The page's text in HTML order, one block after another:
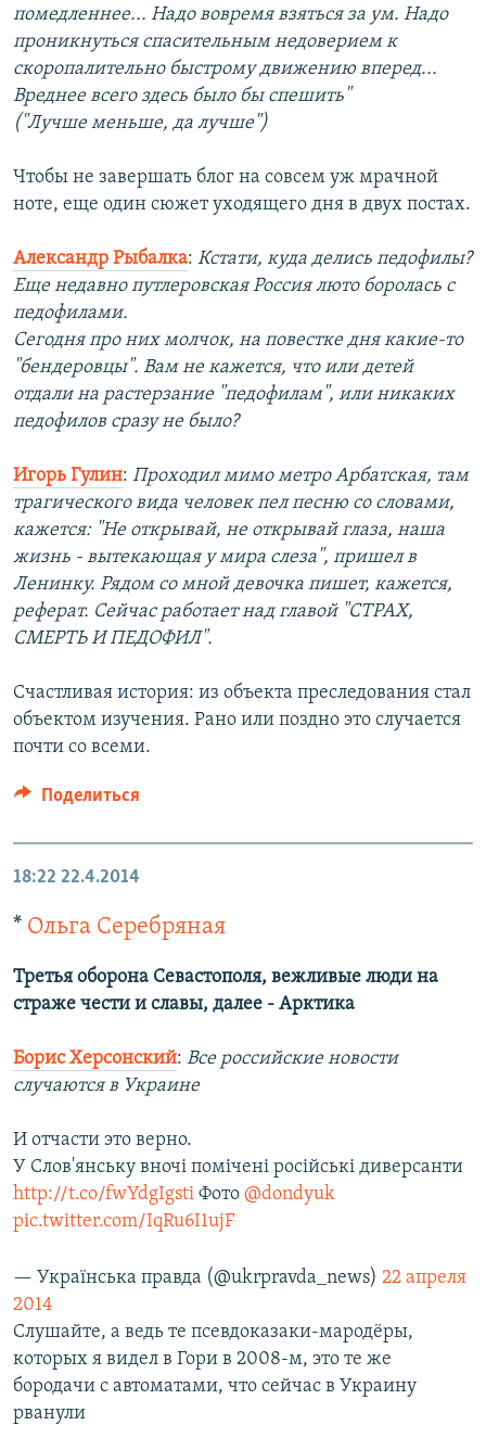
помедленнее... Надо вовремя взяться за ум. Надо
проникнуться спасительным недоверием к
скоропалительно быстрому движению вперед...
Вреднее всего здесь было бы спешить"
("Лучше меньше, да лучше")
Чтобы не завершать блог на совсем уж мрачной
ноте, еще один сюжет уходящего дня в двух постах.
Александр Рыбалка: Кстати, куда делись педофилы?
Еще недавно путлеровская Россия люто боролась с
педофилами.
Сегодня про них молчок, на повестке дня какие-то
"бендеровцы". Вам не кажется, что или детей
отдали на растерзание "педофилам", или никаких
педофилов сразу не было?
Игорь Гулин: Проходил мимо метро Арбатская, там
трагического вида человек пел песню со словами,
кажется: "Не открывай, не открывай глаза, наша
жизнь - вытекающая у мира слеза", пришел в
Ленинку. Рядом со мной девочка пишет, кажется,
реферат. Сейчас работает над главой "СТРАХ,
СМЕРТЬ И ПЕДОФИЛ".
Счастливая история: из объекта преследования стал
объектом изучения. Рано или поздно это случается
почти со всеми.
Поделиться
18:22 22.4.2014
* Ольга Серебряная
Третья оборона Севастополя, вежливые люди на
страже чести и славы, далее - Арктика
Борис Херсонский: Все российские новости
случаются в Украине
И отчасти это верно.
У Слов'янську вночі помічені російські диверсанти
http://t.co/fwYdgIgsti Фото @dondyuk
pic.twitter.com/IqRu6I1ujF
— Українська правда (@ukrpravda_news) 22 апреля
2014
Слушайте, а ведь те псевдоказаки-мародёры,
которых я видел в Гори в 2008-м, это те же
бородачи с автоматами, что сейчас в Украину
рванули